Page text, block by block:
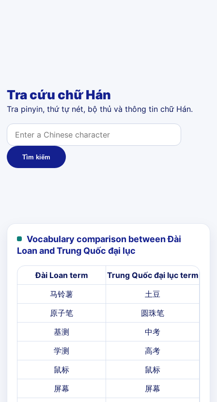
Tra cứu chữ Hán
Tra pinyin, thứ tự nét, bộ thủ và thông tin chữ Hán.
Tìm kiếm
Vocabulary comparison between Đài
Loan and Trung Quốc đại lục
Đài Loan term
Trung Quốc đại lục term
马铃薯
土豆
原子笔
圆珠笔
基测
中考
学测
高考
鼠标
鼠标
屏幕
屏幕